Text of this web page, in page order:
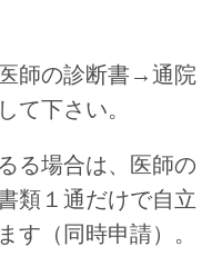
師の診断書→通院
て下さい。
る場合は、医師の
類１通だけで自立
す（同時申請）。